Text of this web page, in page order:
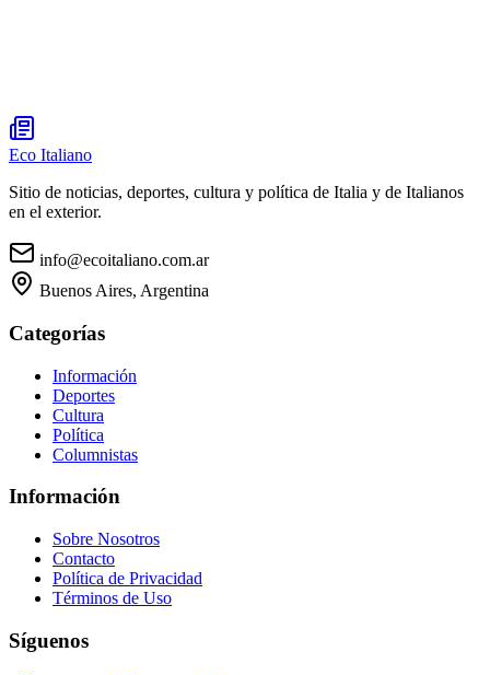
Eco Italiano
Sitio de noticias, deportes, cultura y política de Italia y de Italianos
en el exterior.
info@ecoitaliano.com.ar
Buenos Aires, Argentina
Categorías
Información
Deportes
Cultura
Política
Columnistas
Información
Sobre Nosotros
Contacto
Política de Privacidad
Términos de Uso
Síguenos